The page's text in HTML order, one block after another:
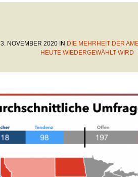
3. NOVEMBER 2020 IN DIE MEHRHEIT DER
HEUTE WIEDERGEWÄHLT WIRD